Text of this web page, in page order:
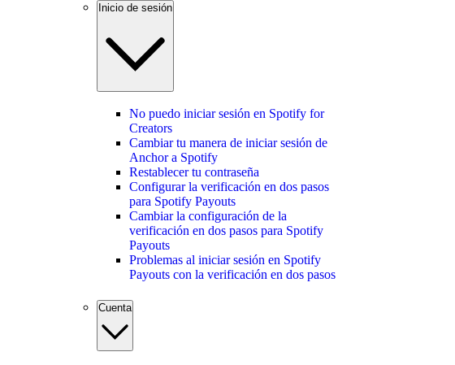
Inicio de sesión
No puedo iniciar sesión en Spotify for
Creators
Cambiar tu manera de iniciar sesión de
Anchor a Spotify
Restablecer tu contraseña
Configurar la verificación en dos pasos
para Spotify Payouts
Cambiar la configuración de la
verificación en dos pasos para Spotify
Payouts
Problemas al iniciar sesión en Spotify
Payouts con la verificación en dos pasos
Cuenta